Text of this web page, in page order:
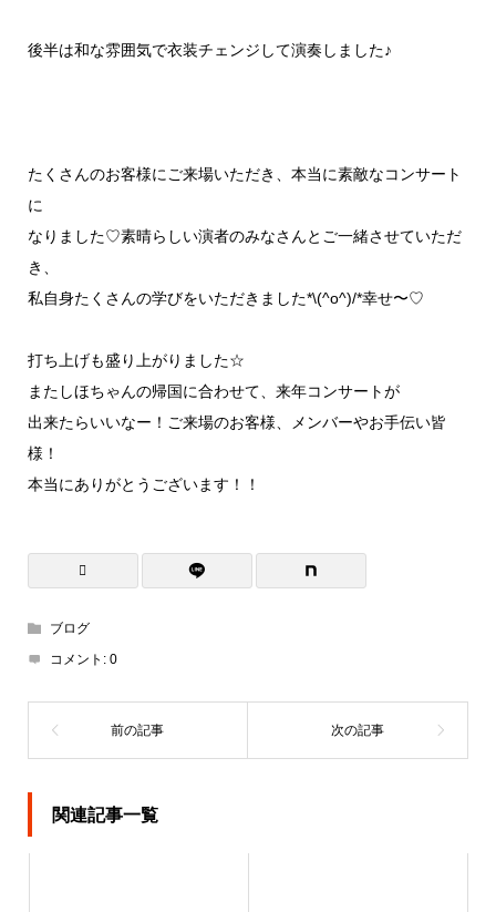
後半は和な雰囲気で衣装チェンジして演奏しました♪
たくさんのお客様にご来場いただき、本当に素敵なコンサート
に
なりました♡素晴らしい演者のみなさんとご一緒させていただ
き、
私自身たくさんの学びをいただきました*\(^o^)/*幸せ〜♡
打ち上げも盛り上がりました☆
またしほちゃんの帰国に合わせて、来年コンサートが
出来たらいいなー！ご来場のお客様、メンバーやお手伝い皆
様！
本当にありがとうございます！！
ブログ
コメント: 0
関連記事一覧